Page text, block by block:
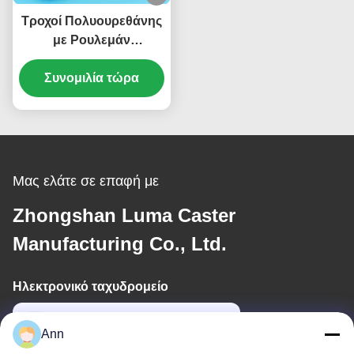
Τροχοί Πολυουρεθάνης
με Ρουλεμάν
Μεγαλύτεροι Εξαιρετικά
Βαρέως Τύπου Μπίλια
Τροχός Χάλυβα Μονός
Τροχοί Μετακίνησης
Συνομιλία τώρα
Μας ελάτε σε επαφή με
Zhongshan Luma Caster
Manufacturing Co., Ltd.
Ηλεκτρονικό ταχυδρομείο
Ann